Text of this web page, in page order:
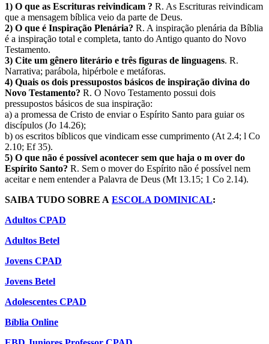
1) O que as Escrituras reivindicam ? R. As Escrituras reivindicam
que a mensagem bíblica veio da parte de Deus.
2) O que é Inspiração Plenária? R. A inspiração plenária da Bíblia
é a inspiração total e completa, tanto do Antigo quanto do Novo
Testamento.
3) Cite um gênero literário e três figuras de linguagens. R.
Narrativa; parábola, hipérbole e metáforas.
4) Quais os dois pressupostos básicos de inspiração divina do
Novo Testamento? R. O Novo Testamento possui dois
pressupostos básicos de sua inspiração:
a) a promessa de Cristo de enviar o Espírito Santo para guiar os
discípulos (Jo 14.26);
b) os escritos bíblicos que vindicam esse cumprimento (At 2.4; l Co
2.10; Ef 35).
5) O que não é possível acontecer sem que haja o m over do
Espírito Santo? R. Sem o mover do Espírito não é possível nem
aceitar e nem entender a Palavra de Deus (Mt 13.15; 1 Co 2.14).
SAIBA TUDO SOBRE A ESCOLA DOMINICAL:
Adultos CPAD
Adultos Betel
Jovens CPAD
Jovens Betel
Adolescentes CPAD
Bíblia Online